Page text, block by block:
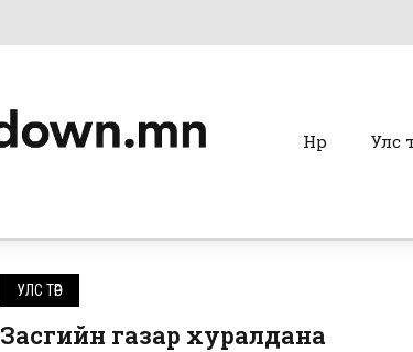
Нүүр Улс
УЛС ТӨР
Засгийн газар хуралдана